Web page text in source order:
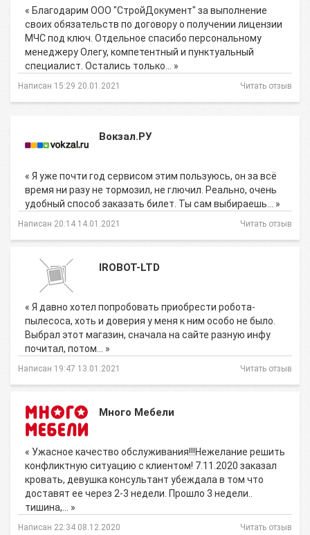
« Благодарим ООО "СтройДокумент" за выполнение
своих обязательств по договору о получении лицензии
МЧС под ключ. Отдельное спасибо персональному
менеджеру Олегу, компетентный и пунктуальный
специалист. Остались только… »
Написан 15:29 20.01.2021 Читать отзыв
Вокзал.РУ
« Я уже почти год сервисом этим пользуюсь, он за всё
время ни разу не тормозил, не глючил. Реально, очень
удобный способ заказать билет. Ты сам выбираешь… »
Написан 20:14 14.01.2021 Читать отзыв
IROBOT-LTD
« Я давно хотел попробовать приобрести робота-
пылесоса, хоть и доверия у меня к ним особо не было.
Выбрал этот магазин, сначала на сайте разную инфу
почитал, потом… »
Написан 19:47 13.01.2021 Читать отзыв
Много Мебели
« Ужасное качество обслуживания!!!Нежелание решить
конфликтную ситуацию с клиентом! 7.11.2020 заказал
кровать, девушка консультант убеждала в том что
доставят ее через 2-3 недели. Прошло 3 недели..
тишина,… »
Написан 22:34 08.12.2020 Читать отзыв